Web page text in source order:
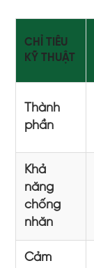
CHỈ TIÊU
KỸ THUẬT
Thành
phần
Khả
năng
chống
nhăn
Cảm